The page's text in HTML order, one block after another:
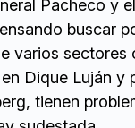
Pacheco y
buscar
varios sectores
Dique Luján y
tienen